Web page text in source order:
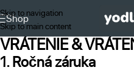
Skip to navigation
Skip to main content
Shop
VRÁTENIE &
1. Ročná záruka